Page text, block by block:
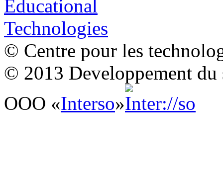
© Centre pour les
© 2013 Developpement du
ООО «Interso»